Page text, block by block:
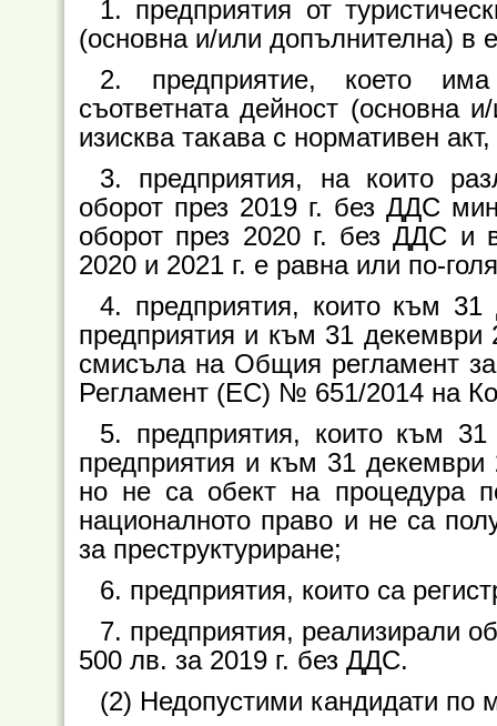
1. предприятия от
(основна и/или допълнителна) в
2. предприятие, което
съответната дейност (основна
изисква такава с нормативен
3. предприятия, на които
оборот през 2019 г. без ДДС
оборот през 2020 г. без ДДС и
2020 и 2021 г. е равна или по-
4. предприятия, които към
предприятия и към 31 декември
смисъла на Общия регламент
Регламент (ЕС) № 651/2014 на
5. предприятия, които към
предприятия и към 31 декември
но не са обект на процедура
националното право и не са
за преструктуриране;
6. предприятия, които са
7. предприятия, реализирали
500 лв. за 2019 г. без ДДС.
(2) Недопустими кандидати по